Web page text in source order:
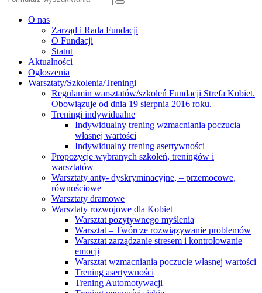
Szukaj
O nas
Zarząd i Rada Fundacji
O Fundacji
Statut
Aktualności
Ogłoszenia
Warsztaty/Szkolenia/Treningi
Regulamin warsztatów/szkoleń Fundacji Strefa Kobiet.
Obowiązuje od dnia 19 sierpnia 2016 roku.
Treningi indywidualne
Indywidualny trening wzmacniania poczucia
własnej wartości
Indywidualny trening asertywności
Propozycje wybranych szkoleń, treningów i
warsztatów
Warsztaty anty- dyskryminacyjne, – przemocowe,
równościowe
Warsztaty dramowe
Warsztaty rozwojowe dla Kobiet
Warsztat pozytywnego myślenia
Warsztat – Twórcze rozwiązywanie problemów
Warsztat zarządzanie stresem i kontrolowanie
emocji
Warsztat wzmacniania poczucie własnej wartości
Trening asertywności
Trening Automotywacji